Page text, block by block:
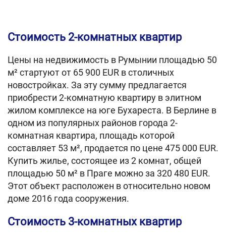
Стоимость 2-комнатных квартир
Цены на недвижимость в Румынии площадью 50
м² стартуют от 65 900 EUR в столичных
новостройках. За эту сумму предлагается
приобрести 2-комнатную квартиру в элитном
жилом комплексе на юге Бухареста. В Берлине в
одном из популярных районов города 2-
комнатная квартира, площадь которой
составляет 53 м², продается по цене 475 000 EUR.
Купить жилье, состоящее из 2 комнат, общей
площадью 50 м² в Праге можно за 320 480 EUR.
Этот объект расположен в относительно новом
доме 2016 года сооружения.
Стоимость 3-комнатных квартир